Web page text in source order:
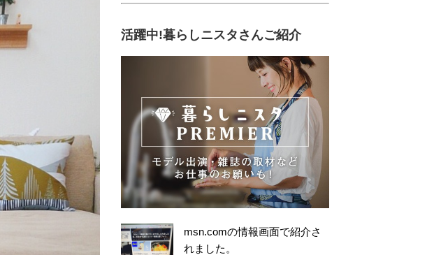
活躍中!暮らしニスタさんご紹介
msn.comの情報画面で紹介さ
れました。